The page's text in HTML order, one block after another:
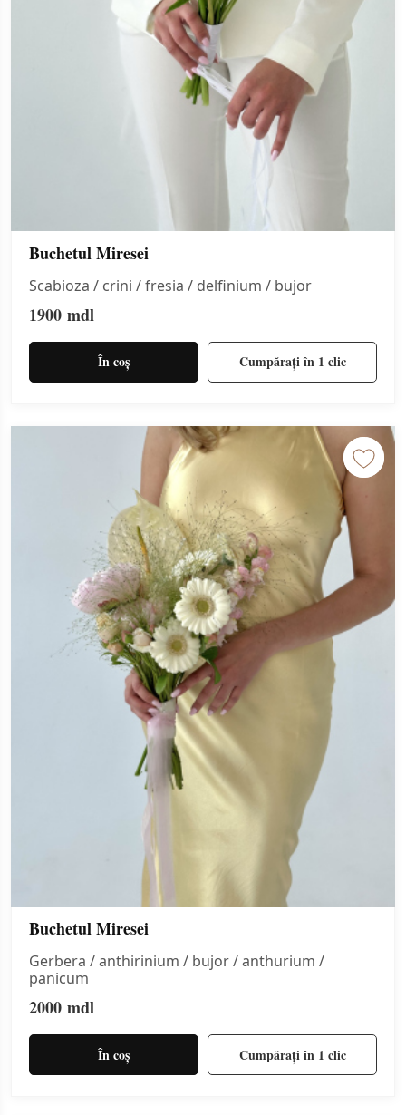
Buchetul Miresei
Scabioza / crini / fresia / delfinium / bujor
1900 mdl
În coș Cumpărați în 1 clic
Buchetul Miresei
Gerbera / anthirinium / bujor / anthurium /
panicum
2000 mdl
În coș Cumpărați în 1 clic